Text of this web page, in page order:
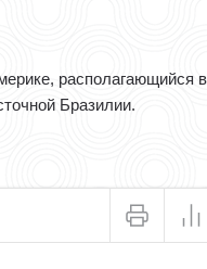
располагающийся
Бразилии.